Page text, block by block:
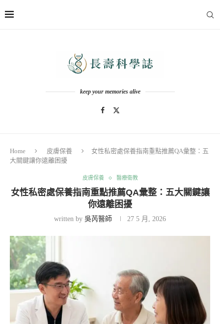
keep your memories alive
Home 皮膚保養
女性私密處保養指南重點推薦QA彙整：五
大關鍵讓你遠離困擾
皮膚保養 醫療衛教
女性私密處保養指南重點推薦QA彙整：五大關鍵讓
你遠離困擾
written by 吳芮醫師 27 5 月, 2026